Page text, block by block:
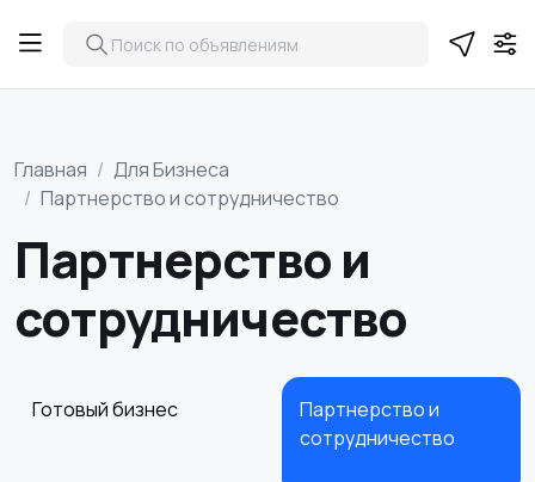
Главная
Для Бизнеса
Партнерство и сотрудничество
Партнерство и
сотрудничество
Готовый бизнес
Партнерство и
сотрудничество